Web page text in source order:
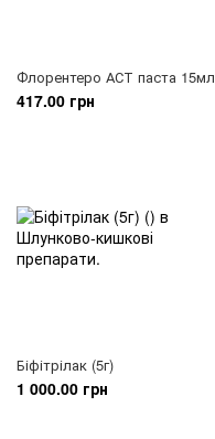
Флорентеро АСТ паста 15мл
417.00 грн
Біфітрілак (5г)
1 000.00 грн